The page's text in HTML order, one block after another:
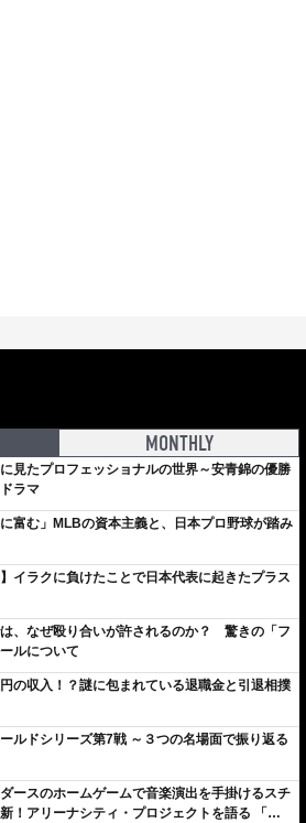
MONTHLY
見たプロフェッショナルの世界～安青錦の優勝
ラマ
に富む」MLBの資本主義と、日本プロ野球が踏み
】イラクに負けたことで日本代表に起きたプラス
、なぜ殴り合いが許されるのか？ 驚きの「フ
ルについて
の収入！？謎に包まれている退職金と引退相撲
ルドシリーズ第7戦 ～３つの名場面で振り返る
ースのホームゲームで音楽演出を手掛けるスチ
！アリーナシティ・プロジェクトを語る 「楽